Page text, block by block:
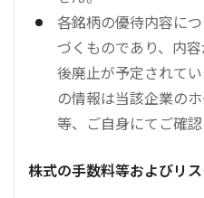
各銘柄の優待内容に
づくものであり、内
後廃止が予定されて
の情報は当該企業の
等、ご自身にてご確認
株式の手数料等およびリ